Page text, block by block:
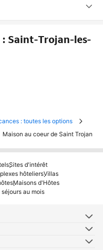
Saint-Trojan-les-
: toutes les options
Maison au coeur de Saint Trojan
Sites d'intérêt
hôteliersVillas
Maisons d'Hôtes
au mois